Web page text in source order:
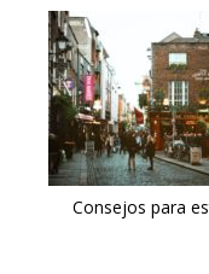
Consejos para